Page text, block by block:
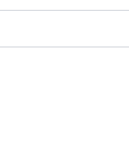
니다.
가 있
불만 또
주소 ,
전달 ,
소, 전
대한 정
통계